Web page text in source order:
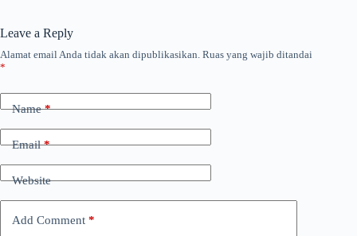
Leave a Reply
Alamat email Anda tidak akan dipublikasikan. Ruas yang wajib ditandai
*
Name*
Email*
Website
Add Comment *